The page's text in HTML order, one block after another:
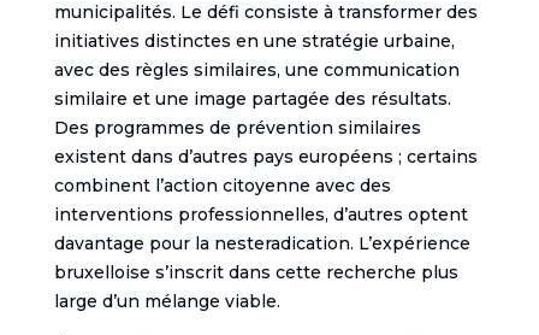
municipalités. Le défi consiste à transformer des
initiatives distinctes en une stratégie urbaine,
avec des règles similaires, une communication
similaire et une image partagée des résultats.
Des programmes de prévention similaires
existent dans d’autres pays européens ; certains
combinent l’action citoyenne avec des
interventions professionnelles, d’autres optent
davantage pour la nesteradication. L’expérience
bruxelloise s’inscrit dans cette recherche plus
large d’un mélange viable.